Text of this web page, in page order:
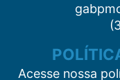
Acesse nossa